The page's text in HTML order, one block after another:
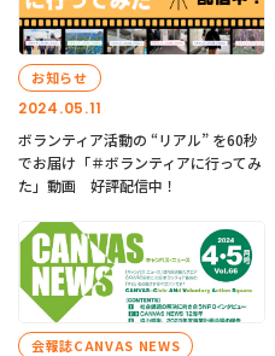
2024.05.11
お知らせ
ボランティア活動の “リアル” を60秒
でお届け「＃ボランティアに行ってみ
た」動画 好評配信中！
会報誌CANVAS NEWS